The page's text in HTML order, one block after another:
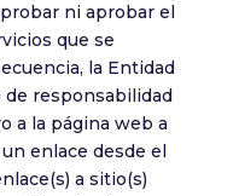
ni aprobar el
que se
la Entidad
responsabilidad
a la página web a
enlace desde el
a sitio(s)